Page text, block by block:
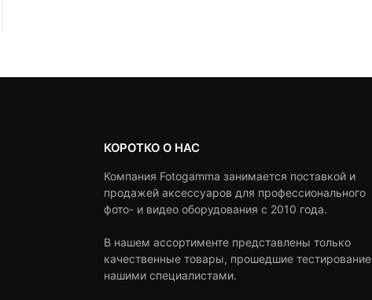
КОРОТКО О НАС
Компания Fotogamma занимается поставкой и
продажей аксессуаров для профессионального
фото- и видео оборудования с 2010 года.
В нашем ассортименте представлены только
качественные товары, прошедшие тестирование
нашими специалистами.